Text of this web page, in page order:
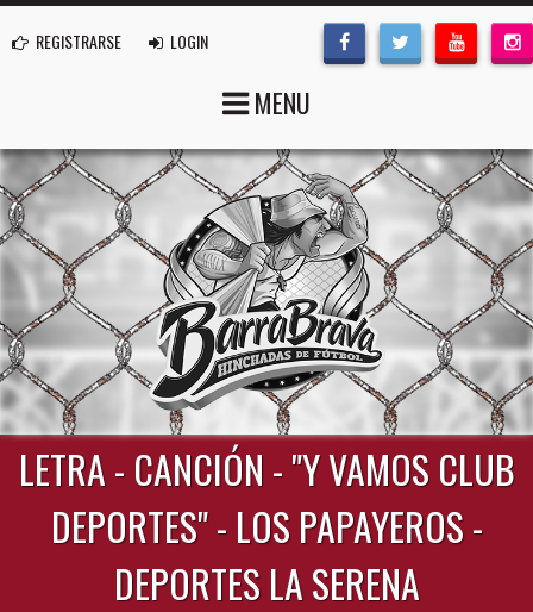
REGISTRARSE LOGIN
MENU
LETRA - CANCIÓN - "Y VAMOS CLUB
DEPORTES" - LOS PAPAYEROS -
DEPORTES LA SERENA